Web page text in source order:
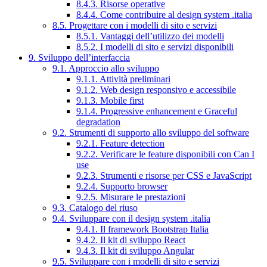
8.4.3. Risorse operative
8.4.4. Come contribuire al design system .italia
8.5. Progettare con i modelli di sito e servizi
8.5.1. Vantaggi dell’utilizzo dei modelli
8.5.2. I modelli di sito e servizi disponibili
9. Sviluppo dell’interfaccia
9.1. Approccio allo sviluppo
9.1.1. Attività preliminari
9.1.2. Web design responsivo e accessibile
9.1.3. Mobile first
9.1.4. Progressive enhancement e Graceful
degradation
9.2. Strumenti di supporto allo sviluppo del software
9.2.1. Feature detection
9.2.2. Verificare le feature disponibili con Can I
use
9.2.3. Strumenti e risorse per CSS e JavaScript
9.2.4. Supporto browser
9.2.5. Misurare le prestazioni
9.3. Catalogo del riuso
9.4. Sviluppare con il design system .italia
9.4.1. Il framework Bootstrap Italia
9.4.2. Il kit di sviluppo React
9.4.3. Il kit di sviluppo Angular
9.5. Sviluppare con i modelli di sito e servizi